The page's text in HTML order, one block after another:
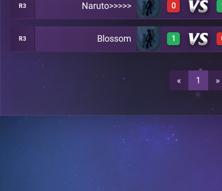
R3 Naruto>>>>> 0
0
R3 Blossom 1
« 1 »